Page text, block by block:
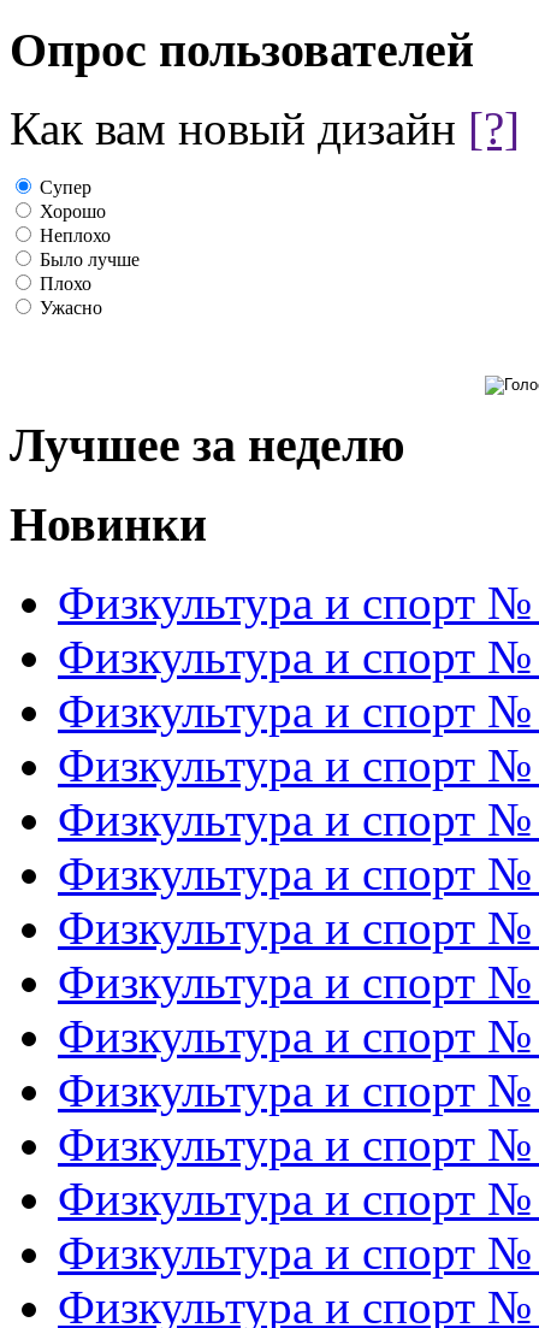
Опрос пользователей
Как вам новый дизайн [?]
Супер
Хорошо
Неплохо
Было лучше
Плохо
Ужасно
Лучшее за неделю
Новинки
Физкультура и спорт
Физкультура и спорт
Физкультура и спорт
Физкультура и спорт
Физкультура и спорт
Физкультура и спорт
Физкультура и спорт
Физкультура и спорт
Физкультура и спорт
Физкультура и спорт
Физкультура и спорт
Физкультура и спорт
Физкультура и спорт
Физкультура и спорт